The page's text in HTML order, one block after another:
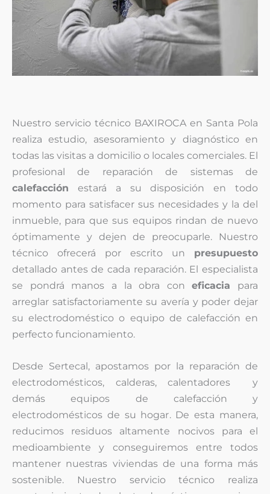
Nuestro servicio técnico BAXIROCA en Santa Pola
realiza estudio, asesoramiento y diagnóstico en
todas las visitas a domicilio o locales comerciales. El
profesional de reparación de sistemas de
calefacción estará a su disposición en todo
momento para satisfacer sus necesidades y la del
inmueble, para que sus equipos rindan de nuevo
óptimamente y dejen de preocuparle. Nuestro
técnico ofrecerá por escrito un presupuesto
detallado antes de cada reparación. El especialista
se pondrá manos a la obra coneficacia para
arreglar satisfactoriamente su avería y poder dejar
su electrodoméstico o equipo de calefacción en
perfecto funcionamiento.
Desde Sertecal, apostamos por la reparación de
electrodomésticos, calderas, calentadores y
demás equipos de calefacción y
electrodomésticos de su hogar. De esta manera,
reducimos residuos altamente nocivos para el
medioambiente y conseguiremos entre todos
mantener nuestras viviendas de una forma más
sostenible. Nuestro servicio técnico realiza